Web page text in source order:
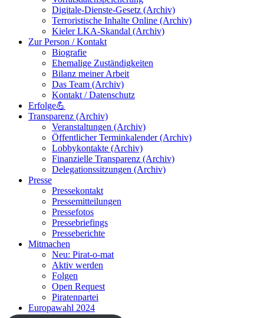
Digitale-Dienste-Gesetz (Archiv)
Terroristische Inhalte Online (Archiv)
Kieler LKA-Skandal (Archiv)
Zur Person / Kontakt
Biografie
Ehemalige Zuständigkeiten
Bilanz meiner Arbeit
Das Team (Archiv)
Kontakt / Datenschutz
Erfolge💪
Transparenz (Archiv)
Veranstaltungen (Archiv)
Öffentlicher Terminkalender (Archiv)
Lobbykontakte (Archiv)
Finanzielle Transparenz (Archiv)
Delegationssitzungen (Archiv)
Presse
Pressekontakt
Pressemitteilungen
Pressefotos
Pressebriefings
Presseberichte
Mitmachen
Neu: Pirat-o-mat
Aktiv werden
Folgen
Open Request
Piratenpartei
Europawahl 2024